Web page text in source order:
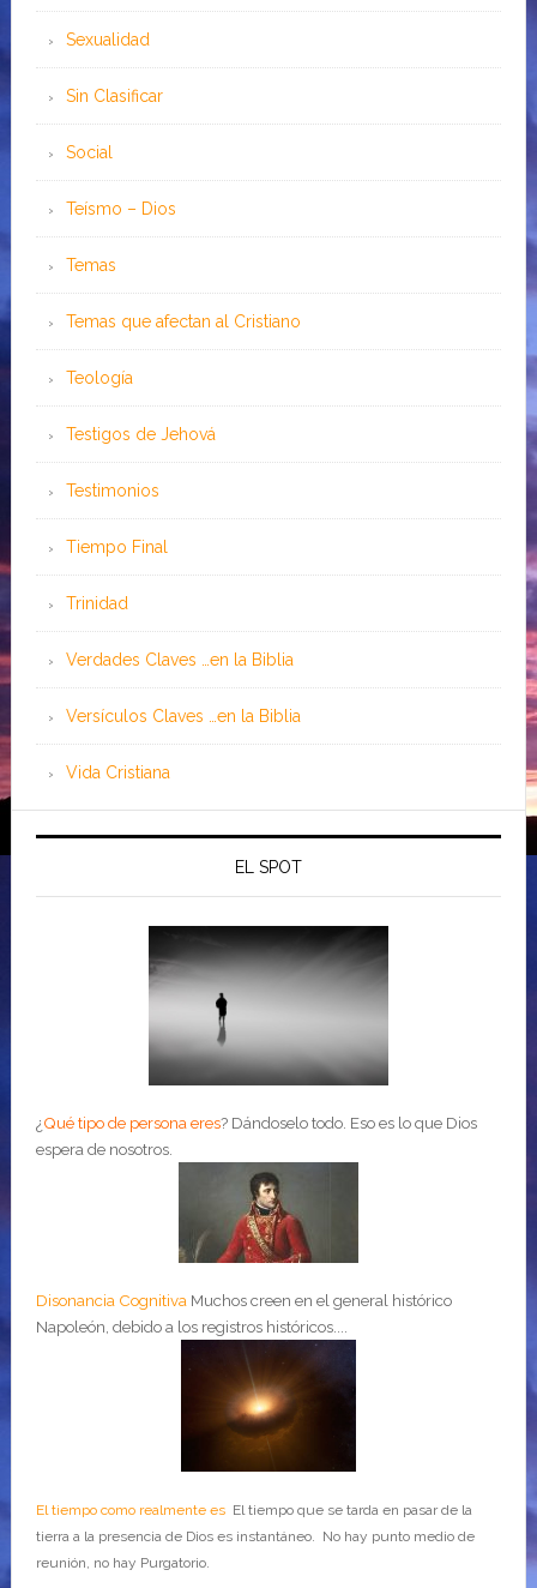
Sexualidad
Sin Clasificar
Social
Teísmo – Dios
Temas
Temas que afectan al Cristiano
Teología
Testigos de Jehová
Testimonios
Tiempo Final
Trinidad
Verdades Claves …en la Biblia
Versículos Claves …en la Biblia
Vida Cristiana
EL SPOT
¿Qué tipo de persona eres? Dándoselo todo. Eso es lo que Dios
espera de nosotros.
Disonancia Cognitiva Muchos creen en el general histórico
Napoleón, debido a los registros históricos....
El tiempo como realmente esEl tiempo que se tarda en pasar de la
tierra a la presencia de Dios es instantáneo. No hay punto medio de
reunión, no hay Purgatorio.